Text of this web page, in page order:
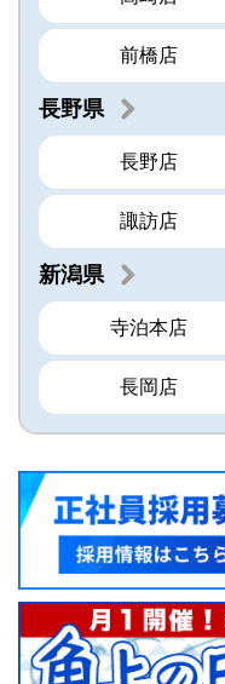
前橋店
長野県
長野店
諏訪店
新潟県
寺泊本店
長岡店